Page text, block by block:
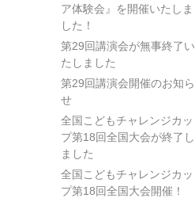
ア体験会』を開催いたしま
した！
第29回講演会が無事終了い
たしました
第29回講演会開催のお知ら
せ
全国こどもチャレンジカッ
プ第18回全国大会が終了し
ました
全国こどもチャレンジカッ
プ第18回全国大会開催！